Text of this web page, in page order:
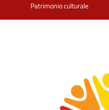
Patrimonio culturale